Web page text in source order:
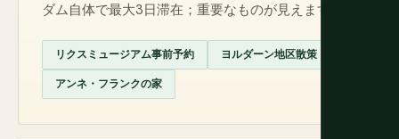
ダム自体で最大3日滞在；重要なものが見えます。
リクスミュージアム事前予約 ヨルダーン地区散策
アンネ・フランクの家